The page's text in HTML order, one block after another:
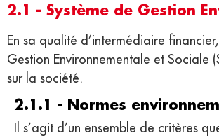
2.1 - Système de Gestion
En sa qualité d’intermédiaire
Gestion Environnementale et Sociale
sur la société.
2.1.1 - Normes
Il s’agit d’un ensemble de critères